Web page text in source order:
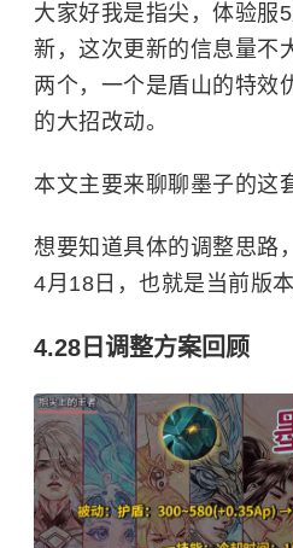
大家好我是指尖，体验服
新，这次更新的信息量不
两个，一个是盾山的特效
的大招改动。
本文主要来聊聊墨子的这
想要知道具体的调整思路
4月18日，也就是当前版
4.28日调整方案回顾